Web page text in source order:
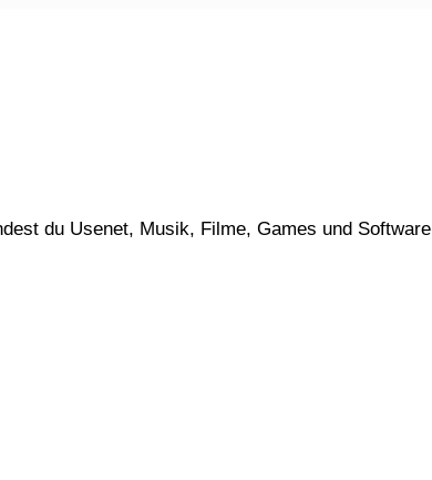
du Usenet, Musik, Filme, Games und Software